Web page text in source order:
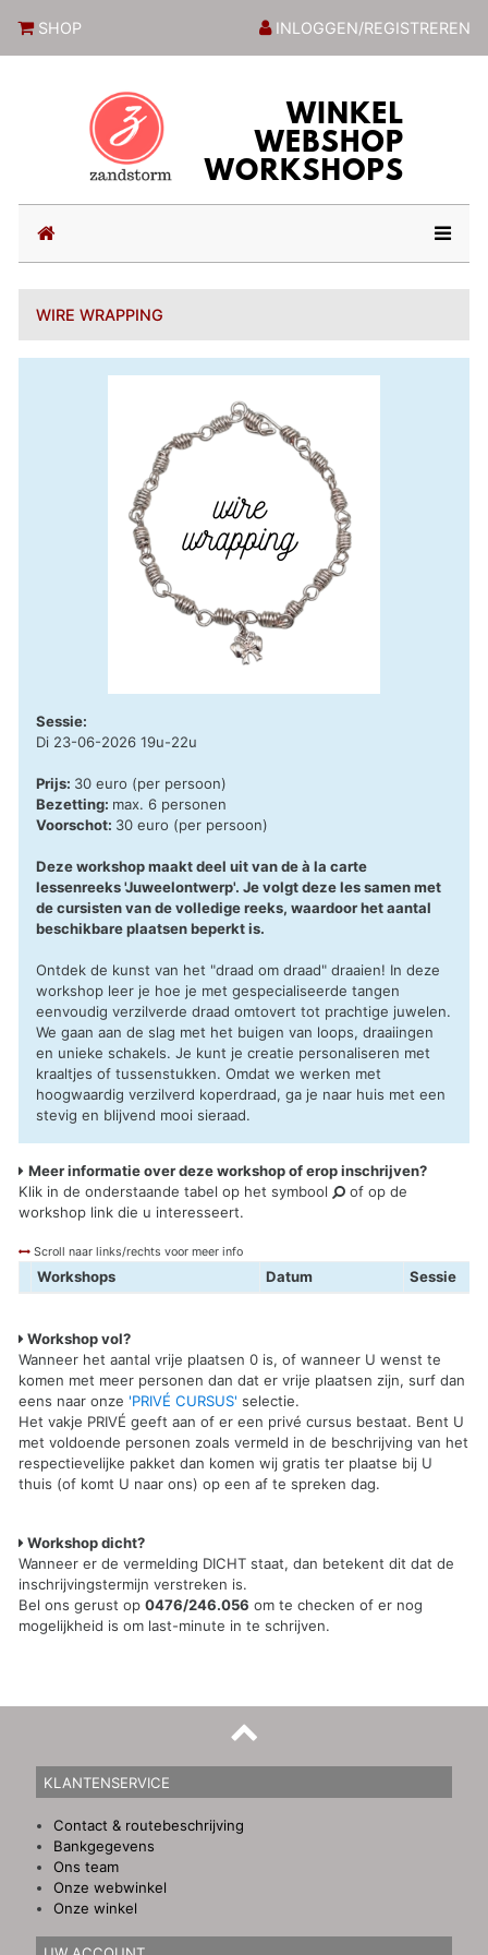
SHOP INLOGGEN/REGISTREREN
(current)
WIRE WRAPPING
Sessie:
Di 23-06-2026 19u-22u
Prijs: 30 euro (per persoon)
Bezetting: max. 6 personen
Voorschot: 30 euro (per persoon)
Deze workshop maakt deel uit van de à la carte
lessenreeks 'Juweelontwerp'. Je volgt deze les samen met
de cursisten van de volledige reeks, waardoor het aantal
beschikbare plaatsen beperkt is.
Ontdek de kunst van het "draad om draad" draaien! In deze
workshop leer je hoe je met gespecialiseerde tangen
eenvoudig verzilverde draad omtovert tot prachtige juwelen.
We gaan aan de slag met het buigen van loops, draaiingen
en unieke schakels. Je kunt je creatie personaliseren met
kraaltjes of tussenstukken. Omdat we werken met
hoogwaardig verzilverd koperdraad, ga je naar huis met een
stevig en blijvend mooi sieraad.
Meer informatie over deze workshop of erop inschrijven?
Klik in de onderstaande tabel op het symbool
of op de
workshop link die u interesseert.
Scroll naar links/rechts voor meer info
Workshops Datum Sessie
Workshop vol?
Wanneer het aantal vrije plaatsen 0 is, of wanneer U wenst te
komen met meer personen dan dat er vrije plaatsen zijn, surf dan
eens naar onze 'PRIVÉ CURSUS' selectie.
Het vakje PRIVÉ geeft aan of er een privé cursus bestaat. Bent U
met voldoende personen zoals vermeld in de beschrijving van het
respectievelijke pakket dan komen wij gratis ter plaatse bij U
thuis (of komt U naar ons) op een af te spreken dag.
Workshop dicht?
Wanneer er de vermelding DICHT staat, dan betekent dit dat de
inschrijvingstermijn verstreken is.
Bel ons gerust op0476/246.056 om te checken of er nog
mogelijkheid is om last-minute in te schrijven.
KLANTENSERVICE
Contact & routebeschrijving
Bankgegevens
Ons team
Onze webwinkel
Onze winkel